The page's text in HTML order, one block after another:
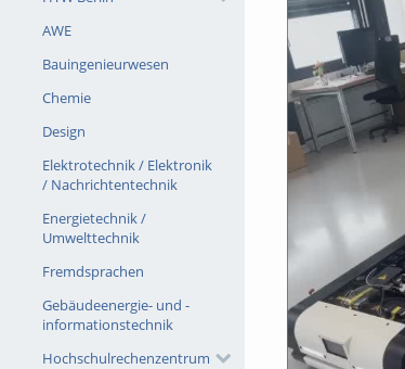
AWE
Bauingenieurwesen
Chemie
Design
Elektrotechnik / Elektronik
/ Nachrichtentechnik
Energietechnik /
Umwelttechnik
Fremdsprachen
Gebäudeenergie- und -
informationstechnik
Hochschulrechenzentrum